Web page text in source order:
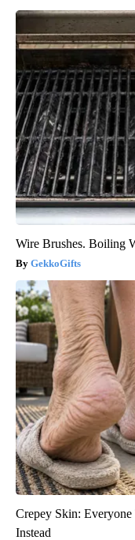
Wire Brushes. Boiling
GekkoGifts
Crepey Skin:
Instead